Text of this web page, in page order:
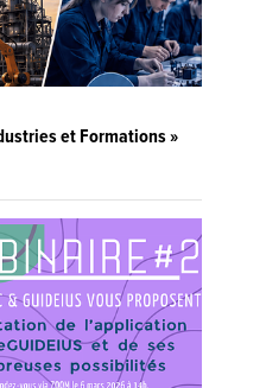
et Formations »